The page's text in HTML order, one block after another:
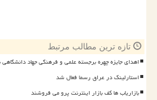
تازه ترین مطالب مرتبط
اهدای جایزه چهره برجسته علمی و فرهنگی جهاد دانشگاهی
استارلینک در عراق رسما فعال شد
بازاریاب ها کف بازار اینترنت پرو می فروشند